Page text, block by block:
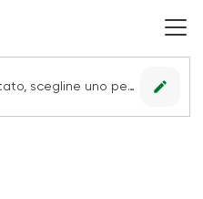
Nessun punto vendita impostato, scegline uno per vedere le offerte. edit